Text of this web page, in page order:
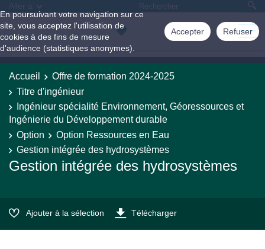
En poursuivant votre navigation sur ce
site, vous acceptez l'utilisation de
cookies à des fins de mesure
d'audience (statistiques anonymes).
Accepter Refuser
Aller à
Accueil
Offre de formation 2024-2025
Titre d'ingénieur
Ingénieur spécialité Environnement, Géoressources et
Ingénierie du Développement durable
Option
Option Ressources en Eau
Gestion intégrée des hydrosystèmes
Gestion intégrée des hydrosystèmes
Ajouter à la sélection Télécharger